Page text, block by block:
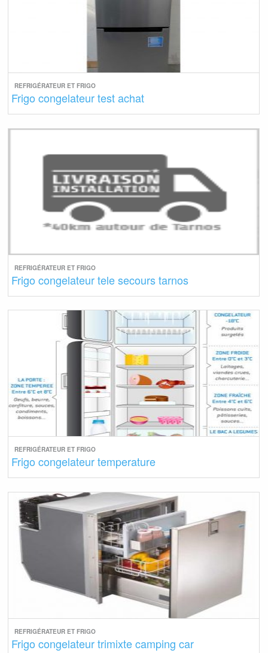
REFRIGÉRATEUR ET FRIGO
Frigo congelateur test achat
REFRIGÉRATEUR ET FRIGO
Frigo congelateur tele secours tarnos
REFRIGÉRATEUR ET FRIGO
Frigo congelateur temperature
REFRIGÉRATEUR ET FRIGO
Frigo congelateur trimixte camping car